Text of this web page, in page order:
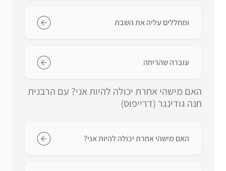
ומחללים עליה את השבת
עוברה שהריחה
האם מישהי אחרת יכולה להיות אני? עם הרבנית
חנה גודינגר (דרייפוס)
האם מישהי אחרת יכולה להיות אני?